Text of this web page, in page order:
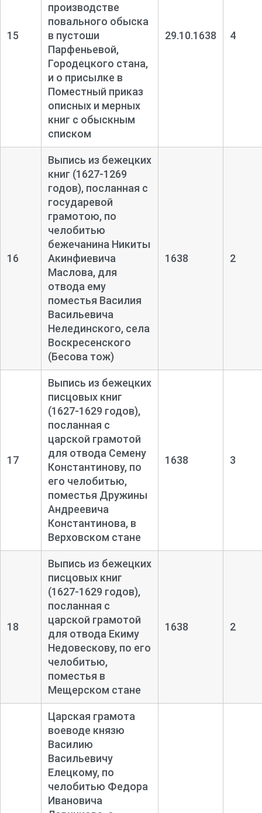
15
производстве
повального обыска
в пустоши
Парфеньевой,
Городецкого стана,
и о присылке в
Поместный приказ
описных и мерных
книг с обыскным
списком
29.10.1638 4
16
Выпись из бежецких
книг (1627-1269
годов), посланная с
государевой
грамотою, по
челобитью
бежечанина Никиты
Акинфиевича
Маслова, для
отвода ему
поместья Василия
Васильевича
Нелединского, села
Воскресенского
(Бесова тож)
1638 2
17
Выпись из бежецких
писцовых книг
(1627-1629 годов),
посланная с
царской грамотой
для отвода Семену
Константинову, по
его челобитью,
поместья Дружины
Андреевича
Константинова, в
Верховском стане
1638 3
18
Выпись из бежецких
писцовых книг
(1627-1629 годов),
посланная с
царской грамотой
для отвода Екиму
Недовескову, по его
челобитью,
поместья в
Мещерском стане
1638 2
Царская грамота
воеводе князю
Василию
Васильевичу
Елецкому, по
челобитью Федора
Ивановича